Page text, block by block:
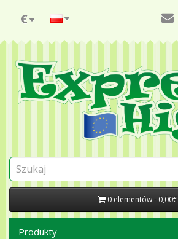
€
0 elementów - 0,00€
Produkty